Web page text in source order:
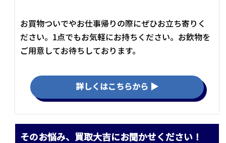
お買物ついでやお仕事帰りの際にぜひお立ち寄りく
ださい。1点でもお気軽にお持ちください。お飲物を
ご用意してお待ちしております。
詳しくはこちらから ▶
そのお悩み、買取大吉にお聞かせください！